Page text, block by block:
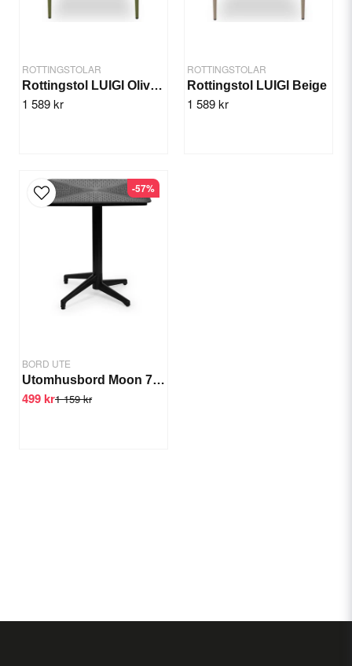
ROTTINGSTOLAR
Rottingstol LUIGI Olivgrön
1 589 kr
ROTTINGSTOLAR
Rottingstol LUIGI Beige
1 589 kr
BORD UTE
Utomhusbord Moon 70x70 cm
1 159 kr
499 kr
-57%
Lätt att rengöra
Sittdjup: 63 cm
Stomme: Aluminum